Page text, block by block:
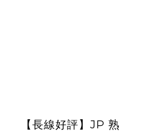
【長線好評】JP 熟